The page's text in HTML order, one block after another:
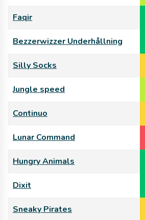
Faqir
Bezzerwizzer Underhållning
Silly Socks
Jungle speed
Continuo
Lunar Command
Hungry Animals
Dixit
Sneaky Pirates